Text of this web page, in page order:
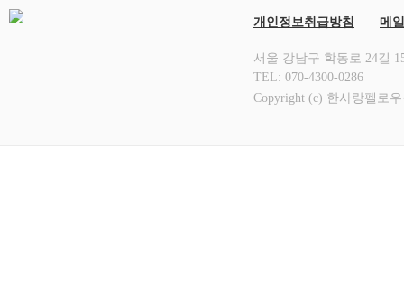
개인정보취급방침 메
서울 강남구 학동로 24길
TEL: 070-4300-0286
Copyright (c) 한사랑펠로